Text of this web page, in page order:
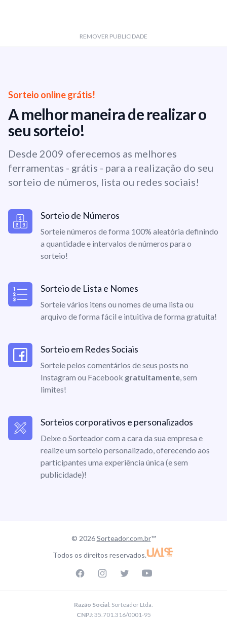
REMOVER PUBLICIDADE
Sorteio online grátis!
A melhor maneira de realizar o
seu sorteio!
Desde 2009 oferecemos as melhores
ferramentas - grátis - para a realização do seu
sorteio de números, lista ou redes sociais!
Sorteio de Números
Sorteie números de forma 100% aleatória definindo
a quantidade e intervalos de números para o
sorteio!
Sorteio de Lista e Nomes
Sorteie vários itens ou nomes de uma lista ou
arquivo de forma fácil e intuitiva de forma gratuita!
Sorteio em Redes Sociais
Sorteie pelos comentários de seus posts no
Instagram ou Facebook gratuitamente, sem
limites!
Sorteios corporativos e personalizados
Deixe o Sorteador com a cara da sua empresa e
realize um sorteio personalizado, oferecendo aos
participantes uma experiência única (e sem
publicidade)!
© 2026Sorteador.com.br™
Todos os direitos reservados.
Razão Social: Sorteador Ltda.
CNPJ: 35.701.316/0001-95